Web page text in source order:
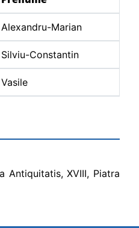
Alexandru-Marian
Silviu-Constantin
Vasile
Antiquitatis, XVIII, Piatra